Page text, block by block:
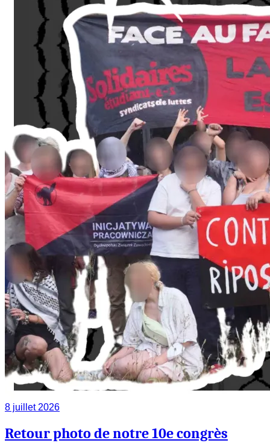
8 juillet 2026
Retour photo de notre 10e congrès